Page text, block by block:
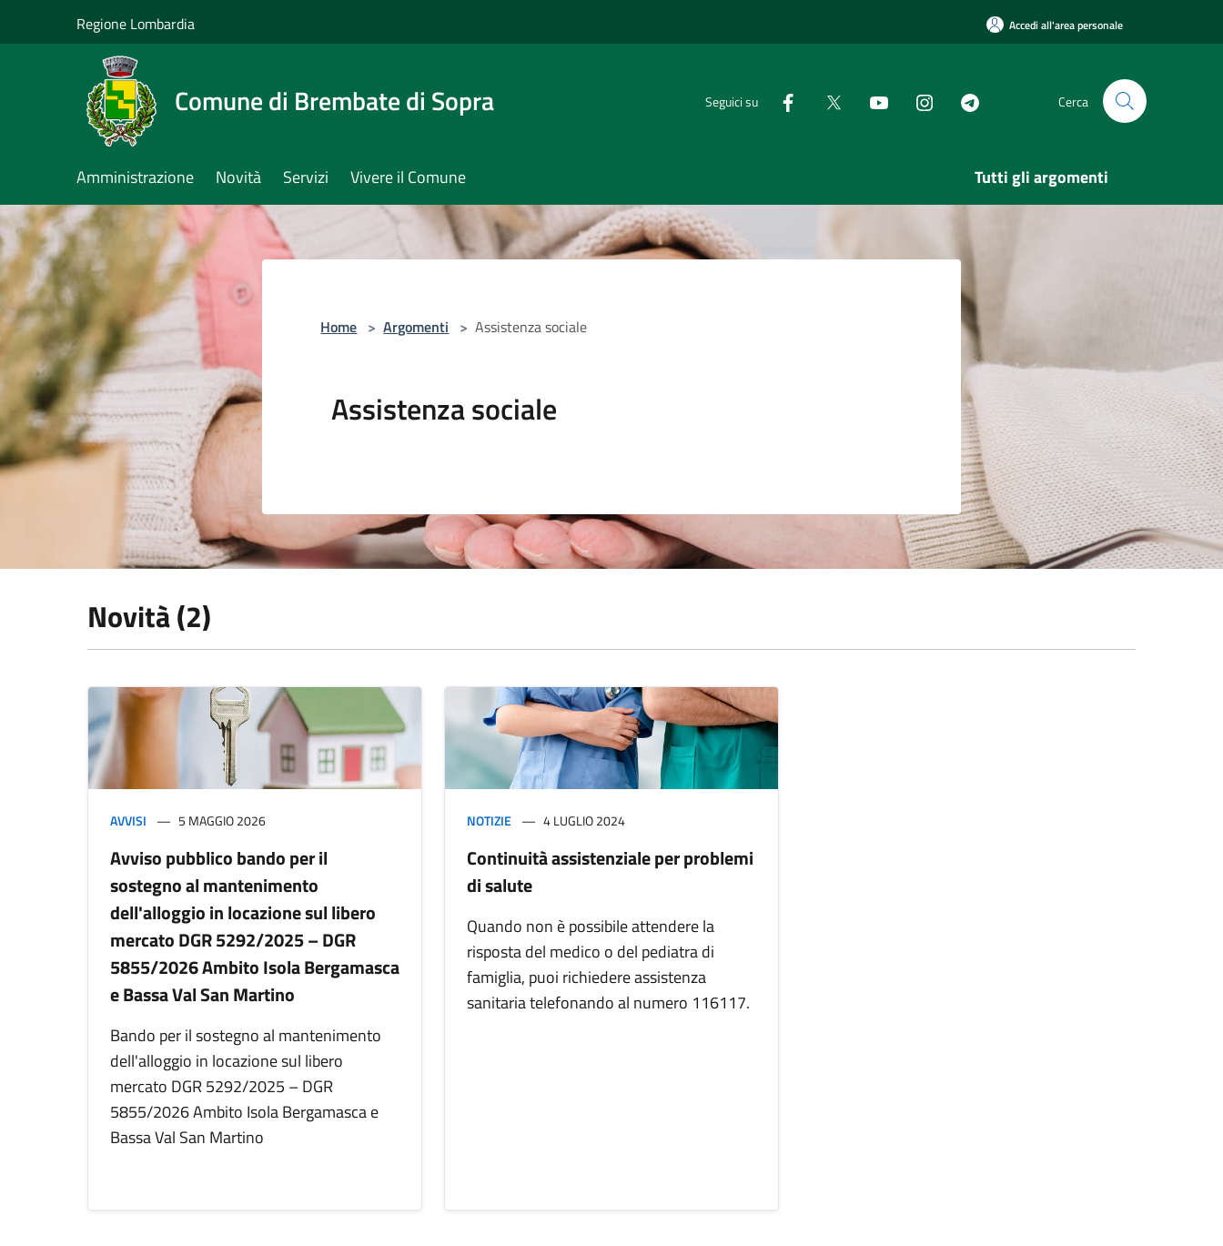
Regione Lombardia Accedi all'area personale
Comune di Brembate di Sopra Seguici su Cerca
Amministrazione Novità Servizi Vivere il Comune Tutti gli argomenti
Home > Argomenti > Assistenza sociale
Assistenza sociale
Novità (2)
AVVISI 5 MAGGIO 2026
Avviso pubblico bando per il
sostegno al mantenimento
dell'alloggio in locazione sul libero
mercato DGR 5292/2025 – DGR
5855/2026 Ambito Isola Bergamasca
e Bassa Val San Martino
Bando per il sostegno al mantenimento
dell'alloggio in locazione sul libero
mercato DGR 5292/2025 – DGR
5855/2026 Ambito Isola Bergamasca e
Bassa Val San Martino
NOTIZIE 4 LUGLIO 2024
Continuità assistenziale per problemi
di salute
Quando non è possibile attendere la
risposta del medico o del pediatra di
famiglia, puoi richiedere assistenza
sanitaria telefonando al numero 116117.